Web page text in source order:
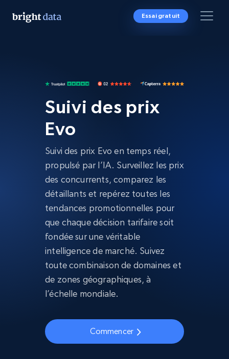
Essai gratuit
Suivi des prix
Evo
Suivi des prix Evo en temps réel,
propulsé par l’IA. Surveillez les prix
des concurrents, comparez les
détaillants et repérez toutes les
tendances promotionnelles pour
que chaque décision tarifaire soit
fondée sur une véritable
intelligence de marché. Suivez
toute combinaison de domaines et
de zones géographiques, à
l’échelle mondiale.
Commencer